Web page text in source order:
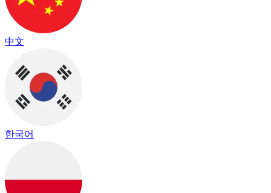
中文
한국어